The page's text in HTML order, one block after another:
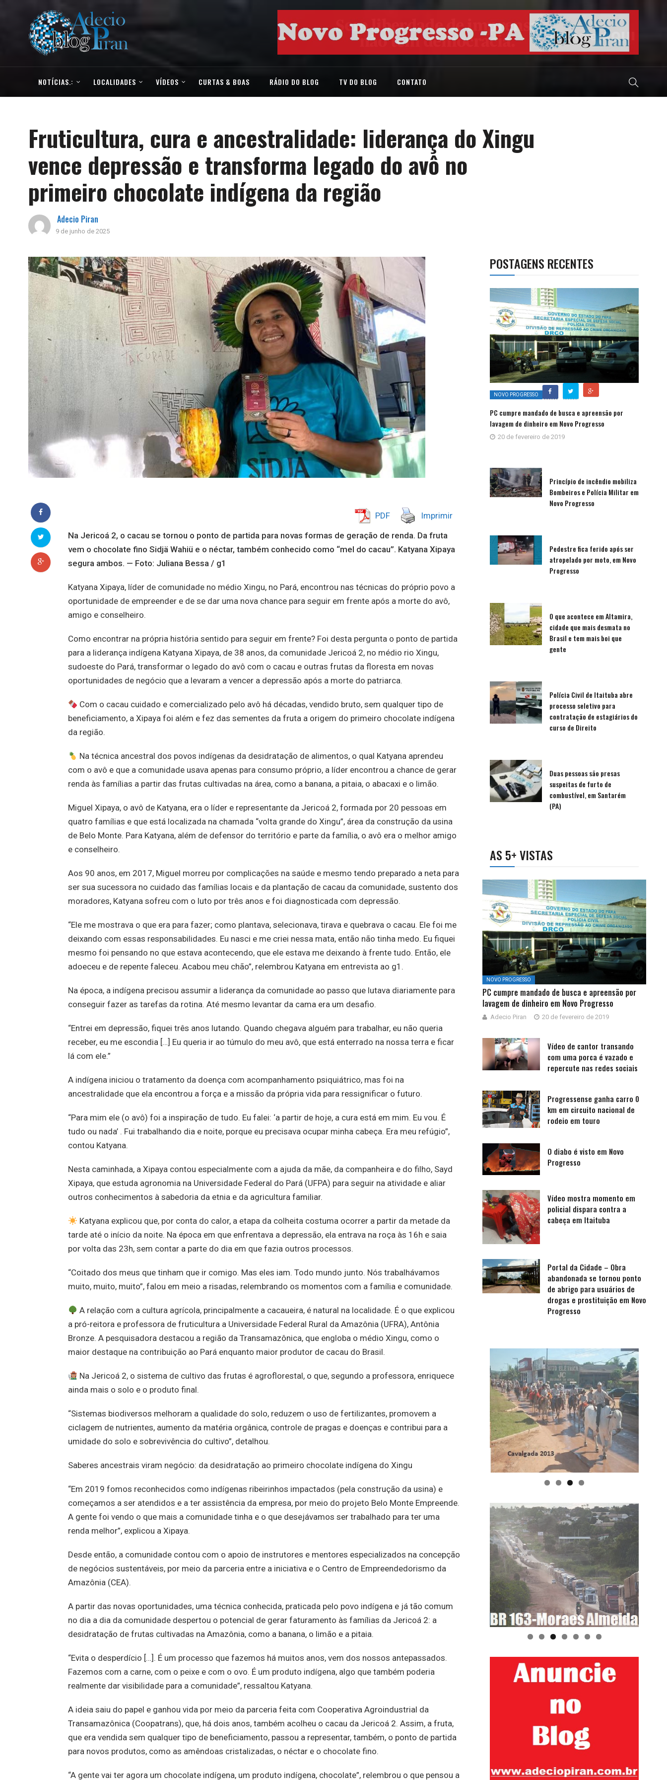
NOTÍCIAS.: LOCALIDADES VÍDEOS CURTAS & BOAS RÁDIO DO BLOG TV DO BLOG CONTATO
Fruticultura, cura e ancestralidade: liderança do Xingu
vence depressão e transforma legado do avô no
primeiro chocolate indígena da região
Adecio Piran
9 de junho de 2025
PDF Imprimir
Na Jericoá 2, o cacau se tornou o ponto de partida para novas formas de geração de renda. Da fruta
vem o chocolate fino Sidjä Wahiü e o néctar, também conhecido como “mel do cacau”. Katyana Xipaya
segura ambos. — Foto: Juliana Bessa / g1
Katyana Xipaya, líder de comunidade no médio Xingu, no Pará, encontrou nas técnicas do próprio povo a
oportunidade de empreender e de se dar uma nova chance para seguir em frente após a morte do avô,
amigo e conselheiro.
Como encontrar na própria história sentido para seguir em frente? Foi desta pergunta o ponto de partida
para a liderança indígena Katyana Xipaya, de 38 anos, da comunidade Jericoá 2, no médio rio Xingu,
sudoeste do Pará, transformar o legado do avô com o cacau e outras frutas da floresta em novas
oportunidades de negócio que a levaram a vencer a depressão após a morte do patriarca.
Com o cacau cuidado e comercializado pelo avô há décadas, vendido bruto, sem qualquer tipo de
beneficiamento, a Xipaya foi além e fez das sementes da fruta a origem do primeiro chocolate indígena
da região.
Na técnica ancestral dos povos indígenas da desidratação de alimentos, o qual Katyana aprendeu
com o avô e que a comunidade usava apenas para consumo próprio, a líder encontrou a chance de gerar
renda às famílias a partir das frutas cultivadas na área, como a banana, a pitaia, o abacaxi e o limão.
Miguel Xipaya, o avô de Katyana, era o líder e representante da Jericoá 2, formada por 20 pessoas em
quatro famílias e que está localizada na chamada “volta grande do Xingu”, área da construção da usina
de Belo Monte. Para Katyana, além de defensor do território e parte da família, o avô era o melhor amigo
e conselheiro.
Aos 90 anos, em 2017, Miguel morreu por complicações na saúde e mesmo tendo preparado a neta para
ser sua sucessora no cuidado das famílias locais e da plantação de cacau da comunidade, sustento dos
moradores, Katyana sofreu com o luto por três anos e foi diagnosticada com depressão.
“Ele me mostrava o que era para fazer; como plantava, selecionava, tirava e quebrava o cacau. Ele foi me
deixando com essas responsabilidades. Eu nasci e me criei nessa mata, então não tinha medo. Eu fiquei
mesmo foi pensando no que estava acontecendo, que ele estava me deixando à frente tudo. Então, ele
adoeceu e de repente faleceu. Acabou meu chão”, relembrou Katyana em entrevista ao g1.
Na época, a indígena precisou assumir a liderança da comunidade ao passo que lutava diariamente para
conseguir fazer as tarefas da rotina. Até mesmo levantar da cama era um desafio.
“Entrei em depressão, fiquei três anos lutando. Quando chegava alguém para trabalhar, eu não queria
receber, eu me escondia […] Eu queria ir ao túmulo do meu avô, que está enterrado na nossa terra e ficar
lá com ele.”
A indígena iniciou o tratamento da doença com acompanhamento psiquiátrico, mas foi na
ancestralidade que ela encontrou a força e a missão da própria vida para ressignificar o futuro.
“Para mim ele (o avô) foi a inspiração de tudo. Eu falei: ‘a partir de hoje, a cura está em mim. Eu vou. É
tudo ou nada’ . Fui trabalhando dia e noite, porque eu precisava ocupar minha cabeça. Era meu refúgio”,
contou Katyana.
Nesta caminhada, a Xipaya contou especialmente com a ajuda da mãe, da companheira e do filho, Sayd
Xipaya, que estuda agronomia na Universidade Federal do Pará (UFPA) para seguir na atividade e aliar
outros conhecimentos à sabedoria da etnia e da agricultura familiar.
Katyana explicou que, por conta do calor, a etapa da colheita costuma ocorrer a partir da metade da
tarde até o início da noite. Na época em que enfrentava a depressão, ela entrava na roça às 16h e saia
por volta das 23h, sem contar a parte do dia em que fazia outros processos.
“Coitado dos meus que tinham que ir comigo. Mas eles iam. Todo mundo junto. Nós trabalhávamos
muito, muito, muito”, falou em meio a risadas, relembrando os momentos com a família e comunidade.
A relação com a cultura agrícola, principalmente a cacaueira, é natural na localidade. É o que explicou
a pró-reitora e professora de fruticultura a Universidade Federal Rural da Amazônia (UFRA), Antônia
Bronze. A pesquisadora destacou a região da Transamazônica, que engloba o médio Xingu, como o
maior destaque na contribuição ao Pará enquanto maior produtor de cacau do Brasil.
Na Jericoá 2, o sistema de cultivo das frutas é agroflorestal, o que, segundo a professora, enriquece
ainda mais o solo e o produto final.
“Sistemas biodiversos melhoram a qualidade do solo, reduzem o uso de fertilizantes, promovem a
ciclagem de nutrientes, aumento da matéria orgânica, controle de pragas e doenças e contribui para a
umidade do solo e sobrevivência do cultivo”, detalhou.
Saberes ancestrais viram negócio: da desidratação ao primeiro chocolate indígena do Xingu
“Em 2019 fomos reconhecidos como indígenas ribeirinhos impactados (pela construção da usina) e
começamos a ser atendidos e a ter assistência da empresa, por meio do projeto Belo Monte Empreende.
A gente foi vendo o que mais a comunidade tinha e o que desejávamos ser trabalhado para ter uma
renda melhor”, explicou a Xipaya.
Desde então, a comunidade contou com o apoio de instrutores e mentores especializados na concepção
de negócios sustentáveis, por meio da parceria entre a iniciativa e o Centro de Empreendedorismo da
Amazônia (CEA).
A partir das novas oportunidades, uma técnica conhecida, praticada pelo povo indígena e já tão comum
no dia a dia da comunidade despertou o potencial de gerar faturamento às famílias da Jericoá 2: a
desidratação de frutas cultivadas na Amazônia, como a banana, o limão e a pitaia.
“Evita o desperdício […]. É um processo que fazemos há muitos anos, vem dos nossos antepassados.
Fazemos com a carne, com o peixe e com o ovo. É um produto indígena, algo que também poderia
realmente dar visibilidade para a comunidade”, ressaltou Katyana.
A ideia saiu do papel e ganhou vida por meio da parceria feita com Cooperativa Agroindustrial da
Transamazônica (Coopatrans), que, há dois anos, também acolheu o cacau da Jericoá 2. Assim, a fruta,
que era vendida sem qualquer tipo de beneficiamento, passou a representar, também, o ponto de partida
para novos produtos, como as amêndoas cristalizadas, o néctar e o chocolate fino.
“A gente vai ter agora um chocolate indígena, um produto indígena, chocolate”, relembrou o que pensou a
POSTAGENS RECENTES
NOVO PROGRESSO
PC cumpre mandado de busca e apreensão por
lavagem de dinheiro em Novo Progresso
20 de fevereiro de 2019
Princípio de incêndio mobiliza
Bombeiros e Polícia Militar em
Novo Progresso
Pedestre fica ferido após ser
atropelado por moto, em Novo
Progresso
O que acontece em Altamira,
cidade que mais desmata no
Brasil e tem mais boi que
gente
Polícia Civil de Itaituba abre
processo seletivo para
contratação de estagiários do
curso de Direito
Duas pessoas são presas
suspeitas de furto de
combustível, em Santarém
(PA)
AS 5+ VISTAS
NOVO PROGRESSO
PC cumpre mandado de busca e apreensão por
lavagem de dinheiro em Novo Progresso
Adecio Piran 20 de fevereiro de 2019
Vídeo de cantor transando
com uma porca é vazado e
repercute nas redes sociais
Progressense ganha carro 0
km em circuito nacional de
rodeio em touro
O diabo é visto em Novo
Progresso
Vídeo mostra momento em
policial dispara contra a
cabeça em Itaituba
Portal da Cidade – Obra
abandonada se tornou ponto
de abrigo para usuários de
drogas e prostituição em Novo
Progresso